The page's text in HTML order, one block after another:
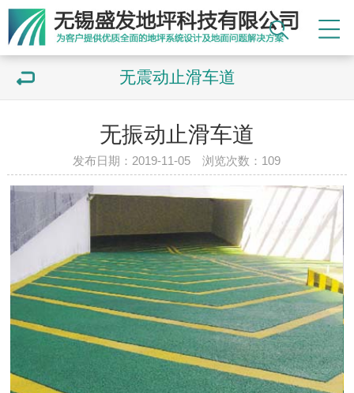
无震动止滑车道
无振动止滑车道
发布日期：2019-11-05 浏览次数： 109